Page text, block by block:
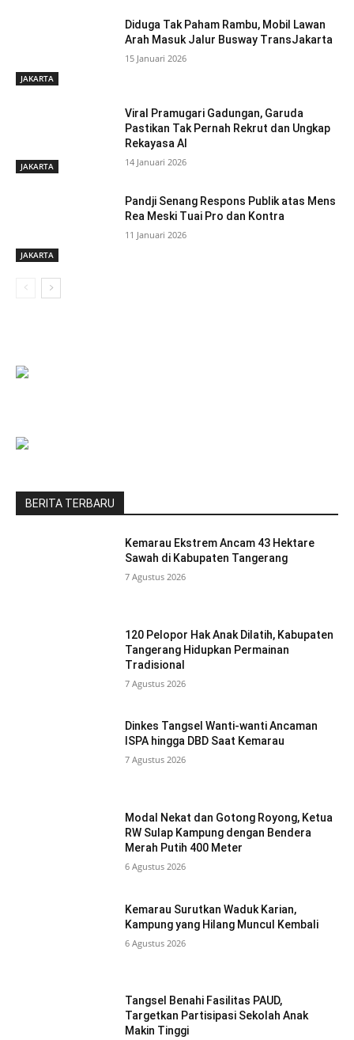
JAKARTA
Diduga Tak Paham Rambu, Mobil Lawan
Arah Masuk Jalur Busway TransJakarta
15 Januari 2026
JAKARTA
Viral Pramugari Gadungan, Garuda
Pastikan Tak Pernah Rekrut dan Ungkap
Rekayasa AI
14 Januari 2026
JAKARTA
Pandji Senang Respons Publik atas Mens
Rea Meski Tuai Pro dan Kontra
11 Januari 2026
BERITA TERBARU
Kemarau Ekstrem Ancam 43 Hektare
Sawah di Kabupaten Tangerang
7 Agustus 2026
120 Pelopor Hak Anak Dilatih, Kabupaten
Tangerang Hidupkan Permainan
Tradisional
7 Agustus 2026
Dinkes Tangsel Wanti-wanti Ancaman
ISPA hingga DBD Saat Kemarau
7 Agustus 2026
Modal Nekat dan Gotong Royong, Ketua
RW Sulap Kampung dengan Bendera
Merah Putih 400 Meter
6 Agustus 2026
Kemarau Surutkan Waduk Karian,
Kampung yang Hilang Muncul Kembali
6 Agustus 2026
Tangsel Benahi Fasilitas PAUD,
Targetkan Partisipasi Sekolah Anak
Makin Tinggi